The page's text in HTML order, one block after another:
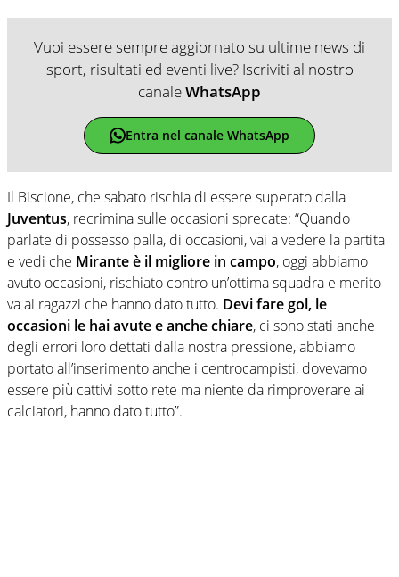
Vuoi essere sempre aggiornato su ultime news di
sport, risultati ed eventi live? Iscriviti al nostro
canaleWhatsApp
Entra nel canale WhatsApp
Il Biscione, che sabato rischia di essere superato dalla
Juventus, recrimina sulle occasioni sprecate: “Quando
parlate di possesso palla, di occasioni, vai a vedere la partita
e vedi che Mirante è il migliore in campo, oggi abbiamo
avuto occasioni, rischiato contro un’ottima squadra e merito
va ai ragazzi che hanno dato tutto. Devi fare gol, le
occasioni le hai avute e anche chiare, ci sono stati anche
degli errori loro dettati dalla nostra pressione, abbiamo
portato all’inserimento anche i centrocampisti, dovevamo
essere più cattivi sotto rete ma niente da rimproverare ai
calciatori, hanno dato tutto”.